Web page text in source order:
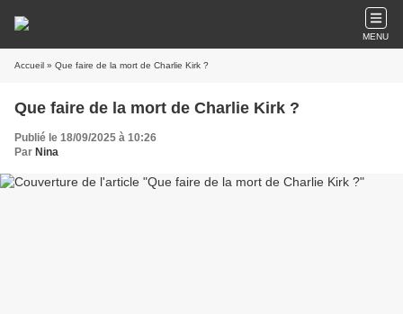
MENU
Accueil » Que faire de la mort de Charlie Kirk ?
Que faire de la mort de Charlie Kirk ?
Publié le 18/09/2025 à 10:26
Par Nina